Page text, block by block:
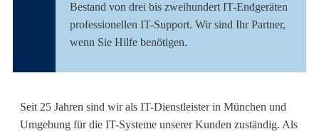
Bestand von drei bis zweihundert IT-Endgeräten
professionellen IT-Support. Wir sind Ihr Partner,
wenn Sie Hilfe benötigen.
Seit 25 Jahren sind wir als IT-Dienstleister in München und
Umgebung für die IT-Systeme unserer Kunden zuständig. Als